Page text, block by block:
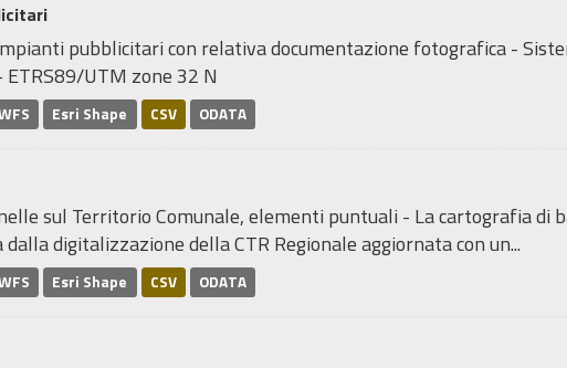
pubblicitari con relativa documentazione fotografica -
ETRS89/UTM zone 32 N
Esri Shape CSV ODATA
sul Territorio Comunale, elementi puntuali - La cartografia di
dalla digitalizzazione della CTR Regionale aggiornata con un...
Esri Shape CSV ODATA